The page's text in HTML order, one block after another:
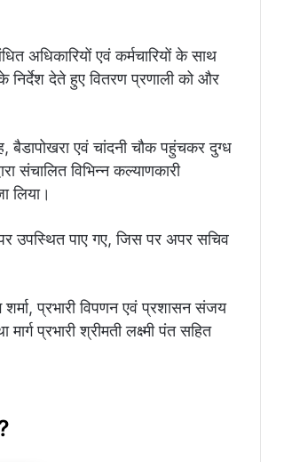
अधिकारियों एवं कर्मचारियों के साथ
देते हुए वितरण प्रणाली को और
बैडापोखरा एवं चांदनी चौक पहुंचकर दुग्ध
संचालित विभिन्न कल्याणकारी
लिया।
उपस्थित पाए गए, जिस पर अपर सचिव
प्रभारी विपणन एवं प्रशासन संजय
प्रभारी श्रीमती लक्ष्मी पंत सहित